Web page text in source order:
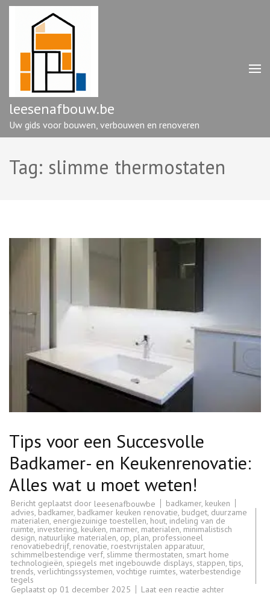
Ga
enter)
leesenafbouw.be
Uw gids voor bouwen, verbouwen en renoveren
Tag: slimme thermostaten
Tips voor een Succesvolle
Badkamer- en Keukenrenovatie:
Alles wat u moet weten!
Bericht geplaatst door leesenafbouwbe badkamer, keuken
advies, badkamer, badkamer keuken renovatie, budget, duurzame
materialen, energiezuinige toestellen, hout, indeling van de
ruimte, investering, keuken, marmer, materialen, minimalistisch
design, natuurlijke materialen, op, plan, professioneel
renovatiebedrijf, renovatie, roestvrijstalen apparatuur,
schimmelbestendige verf, slimme thermostaten, smart home
technologieën, spiegels met ingebouwde displays, stappen,tips,
trends, verlichtingssystemen, vochtige ruimtes, waterbestendige
tegels
Geplaatst op 01 december 2025 Laat een reactie achterop